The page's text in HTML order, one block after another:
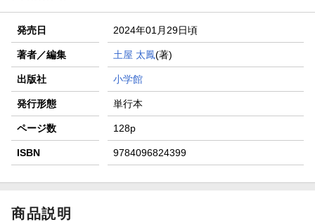
発売日 2024年01月29日頃
著者／編集 土屋 太鳳(著)
出版社 小学館
発行形態 単行本
ページ数 128p
ISBN 9784096824399
商品説明